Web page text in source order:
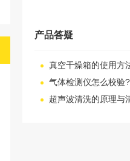
产品答疑
真空干燥箱的使用方
气体检测仪怎么校验
超声波清洗的原理与